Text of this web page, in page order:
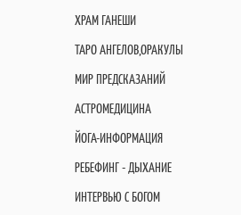
ХРАМ ГАНЕШИ
ТАРО АНГЕЛОВ,ОРАКУЛЫ
МИР ПРЕДСКАЗАНИЙ
АСТРОМЕДИЦИНА
ЙОГА-ИНФОРМАЦИЯ
РЕБЕФИНГ - ДЫХАНИЕ
ИНТЕРВЬЮ С БОГОМ